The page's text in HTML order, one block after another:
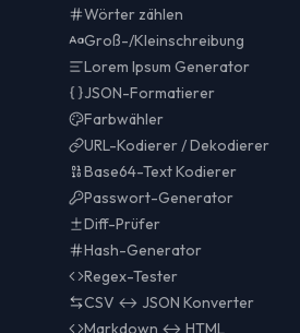
Wörter zählen
Groß-/Kleinschreibung
Lorem Ipsum Generator
JSON-Formatierer
Farbwähler
URL-Kodierer / Dekodierer
Base64-Text Kodierer
Passwort-Generator
Diff-Prüfer
Hash-Generator
Regex-Tester
CSV ↔ JSON Konverter
Markdown ↔ HTML